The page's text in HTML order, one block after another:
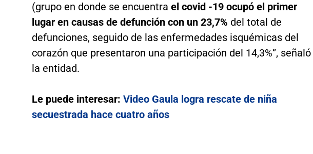
(grupo en donde se encuentra el covid -19 ocupó el primer
lugar en causas de defunción con un 23,7% del total de
defunciones, seguido de las enfermedades isquémicas del
corazón que presentaron una participación del 14,3%”, señaló
la entidad.
Le puede interesar: Video Gaula logra rescate de niña
secuestrada hace cuatro años